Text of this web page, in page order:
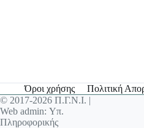
Όροι χρήσης Πολιτική
© 2017-2026 Π.Γ.Ν.Ι. |
Web admin: Υπ.
Πληροφορικής